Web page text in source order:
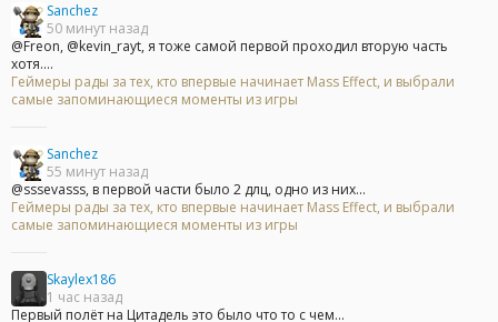
Sanchez
50 минут назад
@Freon, @kevin_rayt, я тоже самой первой проходил вторую часть
хотя....
Геймеры рады за тех, кто впервые начинает Mass Effect, и выбрали
самые запоминающиеся моменты из игры
Sanchez
55 минут назад
@sssevasss, в первой части было 2 длц, одно из них...
Геймеры рады за тех, кто впервые начинает Mass Effect, и выбрали
самые запоминающиеся моменты из игры
Skaylex186
1 час назад
Первый полёт на Цитадель это было что то с чем...